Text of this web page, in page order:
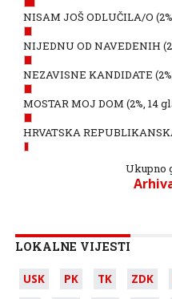
NISAM JOŠ ODLUČILA/O
NIJEDNU OD NAVEDENIH
NEZAVISNE KANDIDATE
MOSTAR MOJ DOM (2%, 14
HRVATSKA
Ukupno
LOKALNE VIJESTI
USK PK TK ZDK